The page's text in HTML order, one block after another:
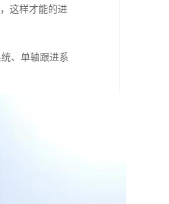
这样才能的进
、单轴跟进系